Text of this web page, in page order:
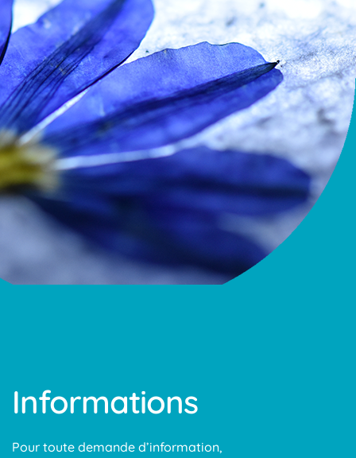
Informations
Pour toute demande d’information,